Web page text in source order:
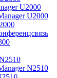
U2000
U2000
N2510